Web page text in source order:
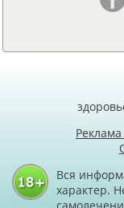
Вся
характер.